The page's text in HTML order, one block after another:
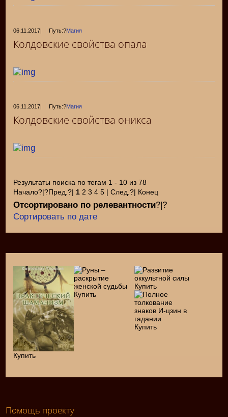
06.11.2017 Путь:?Магия
Колдовские свойства опала
06.11.2017 Путь:?Магия
Колдовские свойства оникса
Результаты поиска по тегам 1 - 10 из 78
Начало?|?Пред.?| 1 2 3 4 5 | След.?| Конец
Отсортировано по релевантности?|?
Сортировать по дате
Купить
Купить
Купить
Купить
Помощь проекту